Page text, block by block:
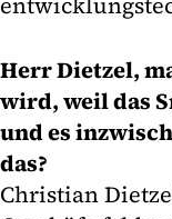
Herr Dietzel,
wird, weil das
und es
das?
Christian